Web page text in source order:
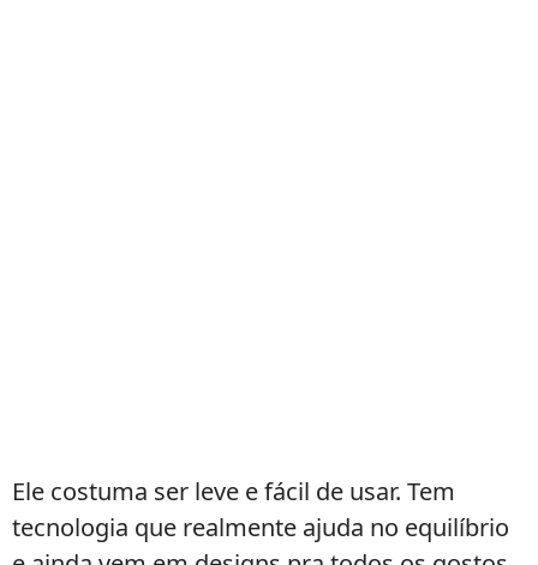
Ele costuma ser leve e fácil de usar. Tem
tecnologia que realmente ajuda no equilíbrio